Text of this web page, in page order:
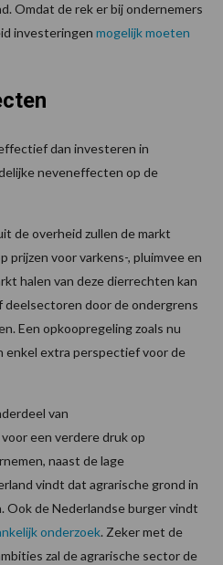
Omdat de rek er bij ondernemers
investeringen mogelijk moeten
dan investeren in
neveneffecten op de
de overheid zullen de markt
voor varkens-, pluimvee en
halen van deze dierrechten kan
door de ondergrens
Een opkoopregeling zoals nu
extra perspectief voor de
van
een verdere druk op
naast de lage
vindt dat agrarische grond in
Ook de Nederlandse burger vindt
onderzoek. Zeker met de
zal de agrarische sector de